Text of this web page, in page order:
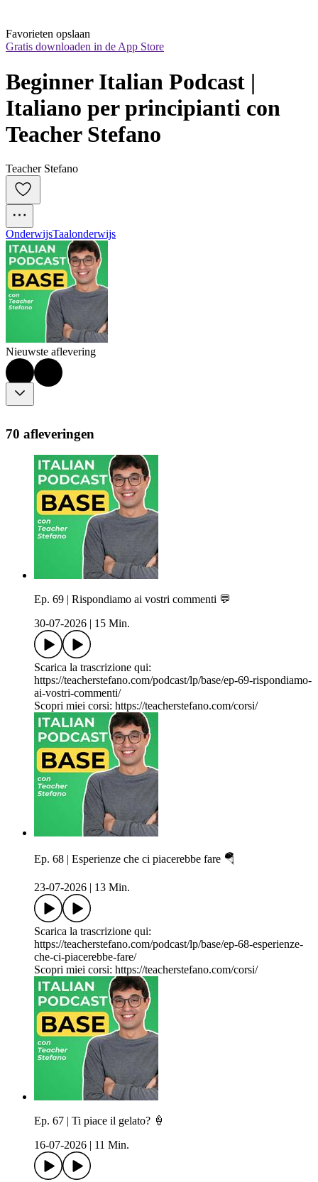
Favorieten opslaan
Gratis downloaden in de App Store
Beginner Italian Podcast |
Italiano per principianti con
Teacher Stefano
Teacher Stefano
OnderwijsTaalonderwijs
Nieuwste aflevering
70 afleveringen
Ep. 69 | Rispondiamo ai vostri commenti 💬
30-07-2026
15 Min.
Scarica la trascrizione qui:
https://teacherstefano.com/podcast/lp/base/ep-69-rispondiamo-
ai-vostri-commenti/
Scopri miei corsi: https://teacherstefano.com/corsi/
Ep. 68 | Esperienze che ci piacerebbe fare 🪂
23-07-2026 13 Min.
Scarica la trascrizione qui:
https://teacherstefano.com/podcast/lp/base/ep-68-esperienze-
che-ci-piacerebbe-fare/
Scopri miei corsi: https://teacherstefano.com/corsi/
Ep. 67 | Ti piace il gelato? 🍦
16-07-2026
11 Min.